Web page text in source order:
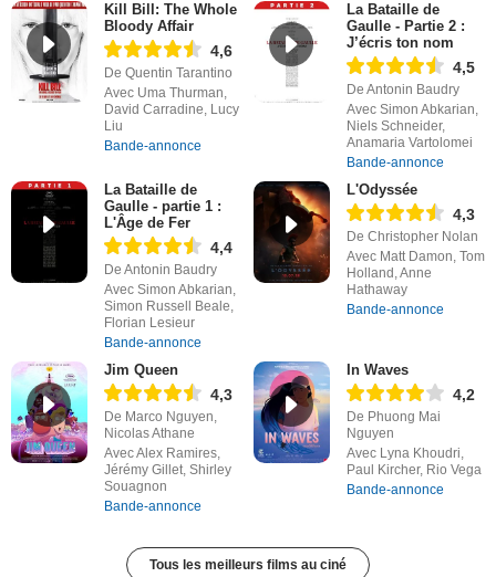
Kill Bill: The Whole
Bloody Affair
4,6
De Quentin Tarantino
Avec Uma Thurman,
David Carradine, Lucy
Liu
Bande-annonce
La Bataille de
Gaulle - Partie 2 :
J’écris ton nom
4,5
De Antonin Baudry
Avec Simon Abkarian,
Niels Schneider,
Anamaria Vartolomei
Bande-annonce
La Bataille de
Gaulle - partie 1 :
L'Âge de Fer
4,4
De Antonin Baudry
Avec Simon Abkarian,
Simon Russell Beale,
Florian Lesieur
Bande-annonce
L'Odyssée
4,3
De Christopher Nolan
Avec Matt Damon, Tom
Holland, Anne
Hathaway
Bande-annonce
Jim Queen
4,3
De Marco Nguyen,
Nicolas Athane
Avec Alex Ramires,
Jérémy Gillet, Shirley
Souagnon
Bande-annonce
In Waves
4,2
De Phuong Mai
Nguyen
Avec Lyna Khoudri,
Paul Kircher, Rio Vega
Bande-annonce
Tous les meilleurs films au ciné